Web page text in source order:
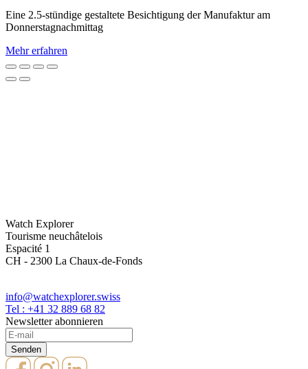
Eine 2.5-stündige gestaltete Besichtigung der Manufaktur am
Donnerstagnachmittag
Mehr erfahren
Watch Explorer
Tourisme neuchâtelois
Espacité 1
CH - 2300 La Chaux-de-Fonds
info@watchexplorer.swiss
Tel : +41 32 889 68 82
Newsletter abonnieren